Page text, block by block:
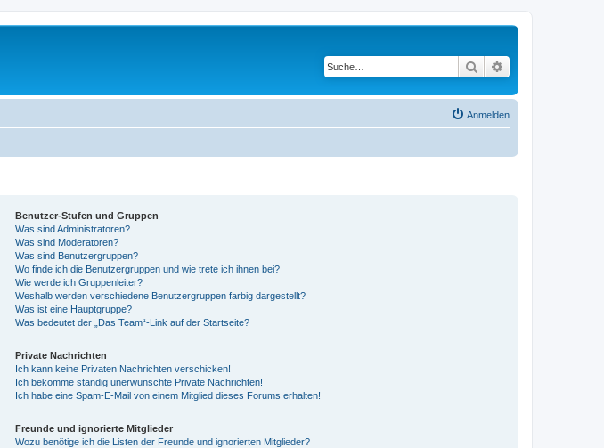
Suche
Anmelden
Benutzer-Stufen und Gruppen
Was sind Administratoren?
Was sind Moderatoren?
Was sind Benutzergruppen?
Wo finde ich die Benutzergruppen und wie trete ich ihnen bei?
Wie werde ich Gruppenleiter?
Weshalb werden verschiedene Benutzergruppen farbig dargestellt?
Was ist eine Hauptgruppe?
Was bedeutet der „Das Team“-Link auf der Startseite?
Private Nachrichten
Ich kann keine Privaten Nachrichten verschicken!
Ich bekomme ständig unerwünschte Private Nachrichten!
Ich habe eine Spam-E-Mail von einem Mitglied dieses Forums erhalten!
Freunde und ignorierte Mitglieder
Wozu benötige ich die Listen der Freunde und ignorierten Mitglieder?